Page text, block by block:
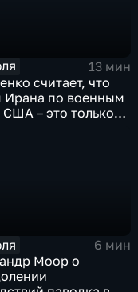
13 мин
считает, что
Ирана по военным
США – это только
6 мин
Моор о